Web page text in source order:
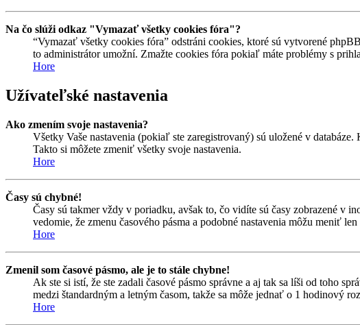
Na čo slúži odkaz "Vymazať všetky cookies fóra"?
“Vymazať všetky cookies fóra” odstráni cookies, ktoré sú vytvorené
to administrátor umožní. Zmažte cookies fóra pokiaľ máte problémy s
Hore
Užívateľské nastavenia
Ako zmením svoje nastavenia?
Všetky Vaše nastavenia (pokiaľ ste zaregistrovaný) sú uložené v
Takto si môžete zmeniť všetky svoje nastavenia.
Hore
Časy sú chybné!
Časy sú takmer vždy v poriadku, avšak to, čo vidíte sú časy zobrazené v
vedomie, že zmenu časového pásma a podobné nastavenia môžu meniť
Hore
Zmenil som časové pásmo, ale je to stále chybne!
Ak ste si istí, že ste zadali časové pásmo správne a aj tak sa líši od toho
medzi štandardným a letným časom, takže sa môže jednať o 1 hodinový
Hore